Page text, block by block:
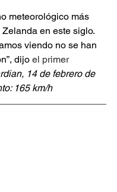
meteorológico más
en este siglo.
viendo no se han
dijo el primer
14 de febrero de
165 km/h